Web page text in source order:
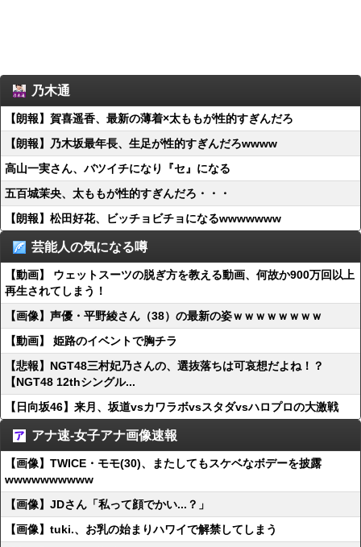
乃木通
【朗報】賀喜遥香、最新の薄着×太ももが性的すぎんだろ
【朗報】乃木坂最年長、生足が性的すぎんだろwwww
高山一実さん、バツイチになり『セ』になる
五百城茉央、太ももが性的すぎんだろ・・・
【朗報】松田好花、ビッチョビチョになるwwwwwww
芸能人の気になる噂
【動画】 ウェットスーツの脱ぎ方を教える動画、何故か900万回以上
再生されてしまう！
【画像】声優・平野綾さん（38）の最新の姿ｗｗｗｗｗｗｗｗ
【動画】 姫路のイベントで胸チラ
【悲報】NGT48三村妃乃さんの、選抜落ちは可哀想だよね！？
【NGT48 12thシングル...
【日向坂46】来月、坂道vsカワラボvsスタダvsハロプロの大激戦
アナ速‐女子アナ画像速報
【画像】TWICE・モモ(30)、またしてもスケベなボデーを披露
wwwwwwwwww
【画像】JDさん「私って顔でかい...？」
【画像】tuki.、お乳の始まりハワイで解禁してしまう